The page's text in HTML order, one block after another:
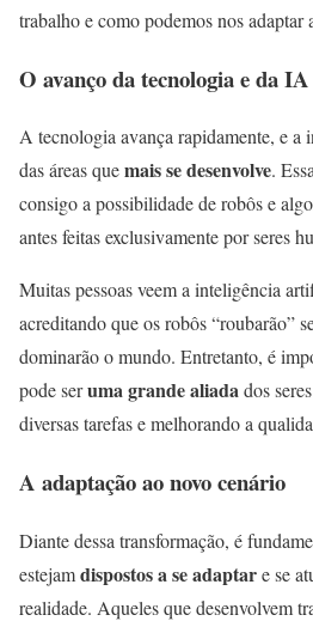
trabalho e como podemos nos adaptar
O avanço da tecnologia e da IA
A tecnologia avança rapidamente, e a
das áreas quemais se desenvolve.
consigo a possibilidade de robôs e
antes feitas exclusivamente por seres
Muitas pessoas veem a inteligência
acreditando que os robôs “roubarão”
dominarão o mundo. Entretanto, é
pode seruma grande aliadados
diversas tarefas e melhorando a
A adaptação ao novo cenário
Diante dessa transformação, é
estejamdispostos a se adaptare se
realidade. Aqueles que desenvolvem